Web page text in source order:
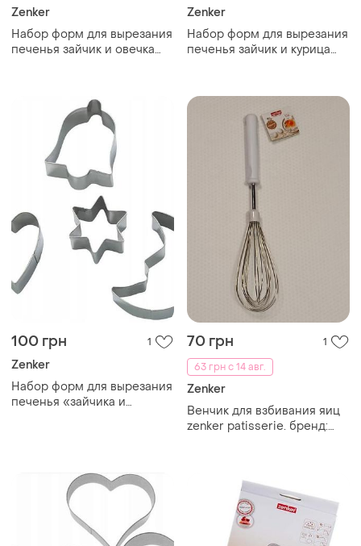
Zenker
Набор форм для вырезания
печенья зайчик и овечка
Zenker
Набор форм для вырезания
печенья зайчик и курица
100 грн 1
Zenker
Набор форм для вырезания
печенья «зайчика и
70 грн
1
63 грн с 14 авг.
Zenker
Венчик для взбивания яиц
zenker patisserie. бренд:
сталь, пластик.